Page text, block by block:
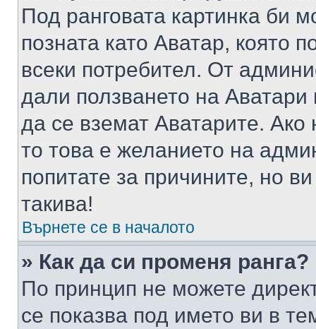
Под ранговата картинка би
позната като Аватар, която
всеки потребител. От
дали ползването на
да се вземат Аватарите.
то това е желанието на
попитате за причините, но
такива!
Върнете се в началото
» Как да си променя ранга?
По принцип не можете
се показва под името ви в